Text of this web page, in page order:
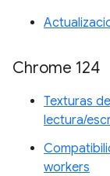
Chrome 124
Texturas
lectura/
workers